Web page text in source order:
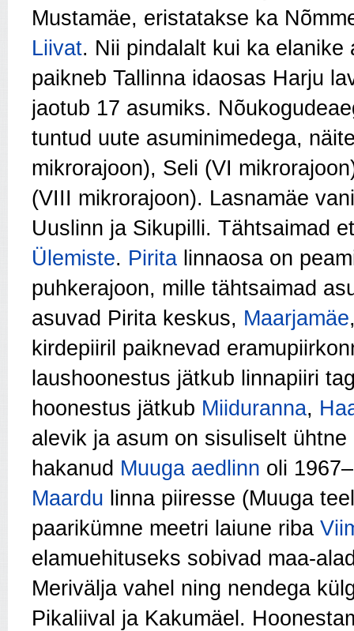
Mustamäe, eristatakse ka
Liivat. Nii pindalalt kui ka
paikneb Tallinna idaosas Harju
jaotub 17 asumiks.
tuntud uute asuminimedega,
mikrorajoon), Seli (VI
(VIII mikrorajoon). Lasnamäe
Uuslinn ja Sikupilli. Tähtsaimad
Ülemiste. Pirita linnaosa on
puhkerajoon, mille tähtsaimad
asuvad Pirita keskus, Maarjamäe
kirdepiiril paiknevad
laushoonestus jätkub linnapiiri
hoonestus jätkub Miiduranna,
alevik ja asum on sisuliselt
hakanud Muuga aedlinn oli
Maardu linna piiresse (Muuga
paarikümne meetri laiune riba
elamuehituseks sobivad maa-
Merivälja vahel ning nendega
Pikaliival ja Kakumäel.